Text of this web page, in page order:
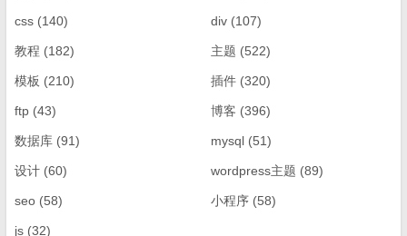
css (140) div (107)
教程 (182) 主题 (522)
模板 (210) 插件 (320)
ftp (43) 博客 (396)
数据库 (91) mysql (51)
设计 (60) wordpress主题 (89)
seo (58) 小程序 (58)
js (32)